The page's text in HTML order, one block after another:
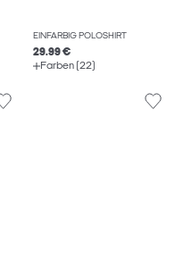
EINFARBIG POLOSHIRT
29.99 €
Farben (22)